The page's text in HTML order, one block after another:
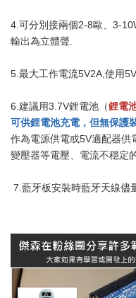
4.可分別接兩個2-8歐、3-
輸出為立體聲.
5.最大工作電流5V2A,使用
6.建議用3.7V鋰電池（鋰電
可供鋰電池充電，但無保護
作為電源供電或5V適配器供
變壓器等電壓、電流不穩定
7.藍牙板安裝時藍牙天線儘